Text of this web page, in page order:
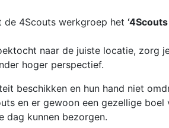
de 4Scouts werkgroep het
naar de juiste locatie,
hoger perspectief.
beschikken en hun hand niet
en er gewoon een gezellige
dag kunnen bezorgen.